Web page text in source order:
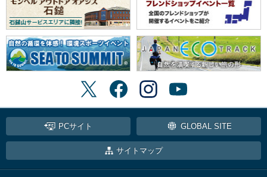
PCサイト GLOBAL SITE
サイトマップ